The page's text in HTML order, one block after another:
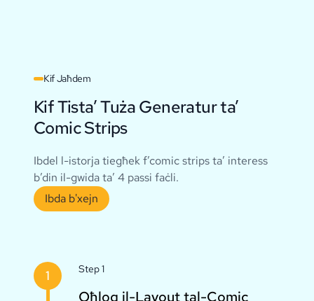
Kif Jaħdem
Kif Tista’ Tuża Generatur ta’
Comic Strips
Ibdel l-istorja tiegħek f’comic strips ta’ interess
b’din il-gwida ta’ 4 passi faċli.
Ibda b'xejn
1 Step 1
Oħloq il-Layout tal-Comic